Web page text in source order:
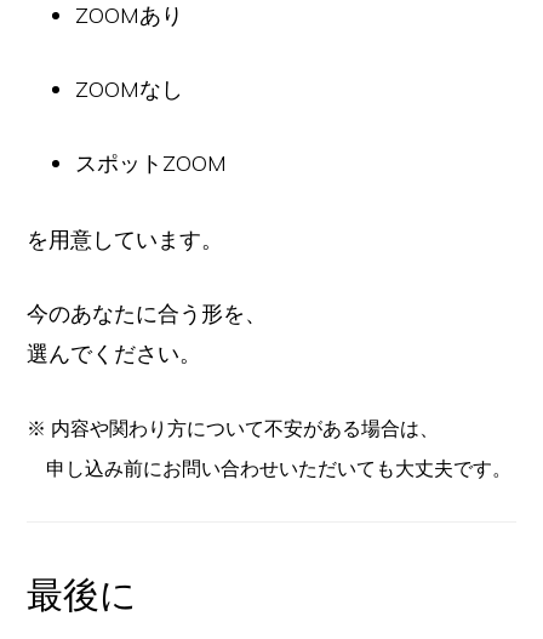
ZOOMあり
ZOOMなし
スポットZOOM
を用意しています。
今のあなたに合う形を、
選んでください。
※ 内容や関わり方について不安がある場合は、
申し込み前にお問い合わせいただいても大丈夫です。
最後に